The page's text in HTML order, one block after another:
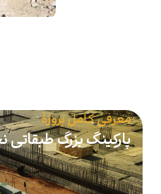
معرفی کامل پروژهٔ
پارکینگ بزرگ